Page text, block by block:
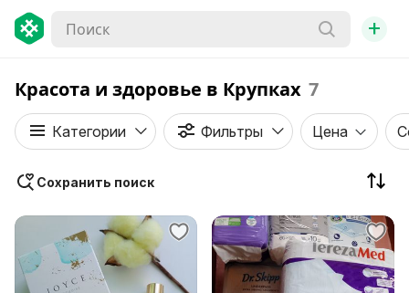
+
Красота и здоровье в Крупках 7
Категории Фильтры Цена
Сохранить поиск